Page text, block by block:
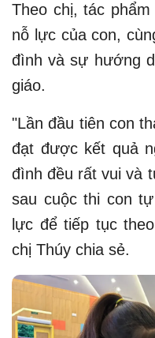
Theo chị, tác
nỗ lực của con,
đình và sự hướng
giáo.
"Lần đầu tiên con
đạt được kết quả
đình đều rất vui và
sau cuộc thi con
lực để tiếp tục
chị Thúy chia sẻ.